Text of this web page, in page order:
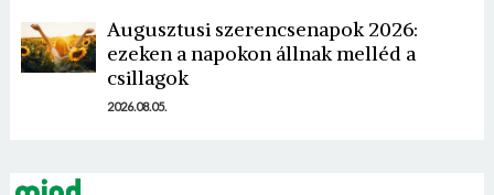
Augusztusi szerencsenapok 2026:
ezeken a napokon állnak melléd a
csillagok
2026.08.05.